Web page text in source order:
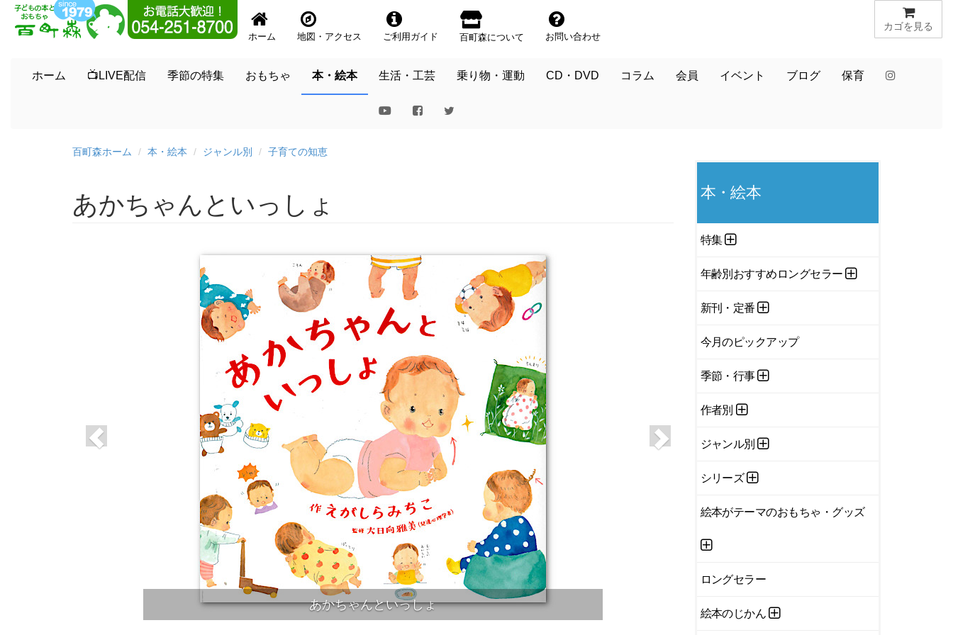
カゴを見る
ホーム 地図・アクセス ご利用ガイド 百町森について お問い合わせ
ホーム 📺LIVE配信 季節の特集 おもちゃ 本・絵本 生活・工芸 乗り物・運動 CD・DVD コラム 会員 イベント ブログ 保育
百町森ホーム 本・絵本 ジャンル別 子育ての知恵
あかちゃんといっしょ
あかちゃんといっしょ
本・絵本
特集
年齢別おすすめロングセラー
新刊・定番
今月のピックアップ
季節・行事
作者別
ジャンル別
シリーズ
絵本がテーマのおもちゃ・グッズ
ロングセラー
絵本のじかん